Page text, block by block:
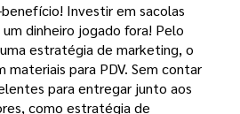
Investir em sacolas
dinheiro jogado fora! Pelo
estratégia de marketing, o
para PDV. Sem contar